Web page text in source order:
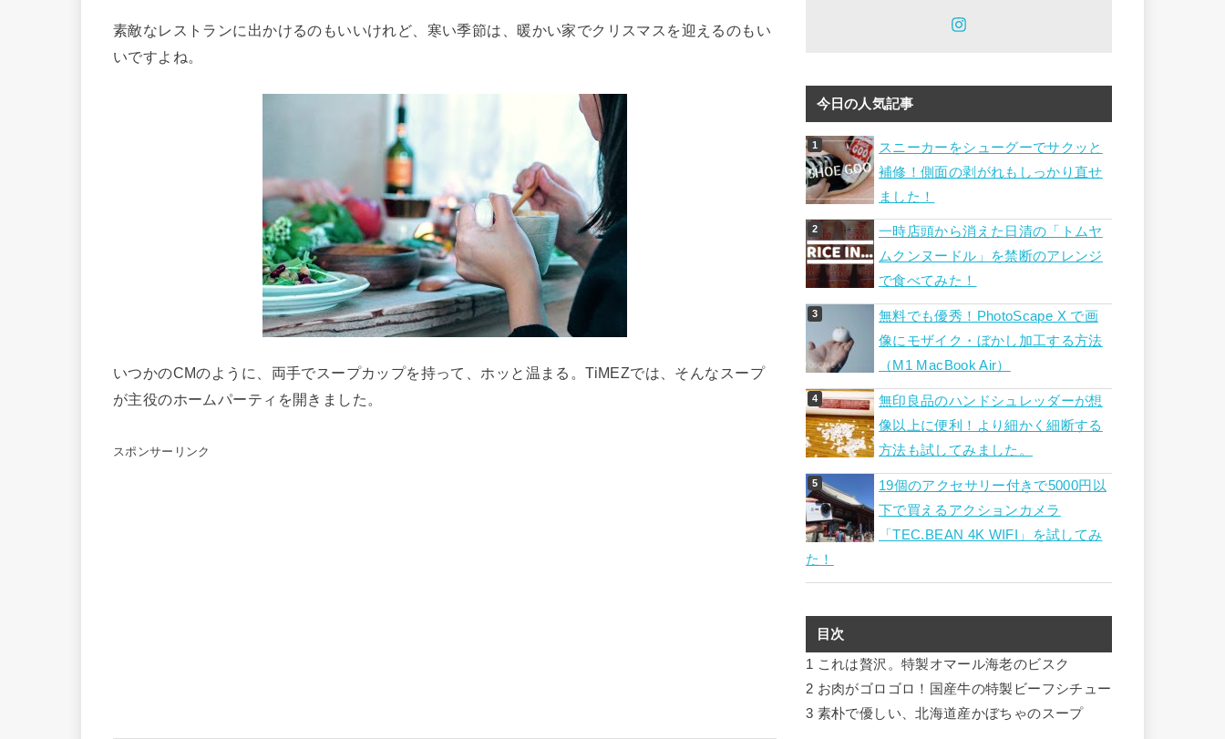
素敵なレストランに出かけるのもいいけれど、寒い季節は、暖かい家でクリスマスを迎えるのもい
いですよね。
いつかのCMのように、両手でスープカップを持って、ホッと温まる。TiMEZでは、そんなスープ
が主役のホームパーティを開きました。
スポンサーリンク
今日の人気記事
スニーカーをシューグーでサクッと
補修！側面の剥がれもしっかり直せ
ました！
一時店頭から消えた日清の「トムヤ
ムクンヌードル」を禁断のアレンジ
で食べてみた！
無料でも優秀！PhotoScape X で画
像にモザイク・ぼかし加工する方法
（M1 MacBook Air）
無印良品のハンドシュレッダーが想
像以上に便利！より細かく細断する
方法も試してみました。
19個のアクセサリー付きで5000円以
下で買えるアクションカメラ
「TEC.BEAN 4K WIFI」を試してみ
た！
目次
1 これは贅沢。特製オマール海老のビスク
2 お肉がゴロゴロ！国産牛の特製ビーフシチュー
3 素朴で優しい、北海道産かぼちゃのスープ